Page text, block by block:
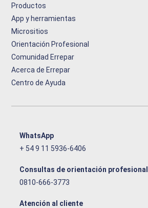
Productos
App y herramientas
Micrositios
Orientación Profesional
Comunidad Errepar
Acerca de Errepar
Centro de Ayuda
WhatsApp
+ 54 9 11 5936-6406
Consultas de orientación profesional
0810-666-3773
Atención al cliente